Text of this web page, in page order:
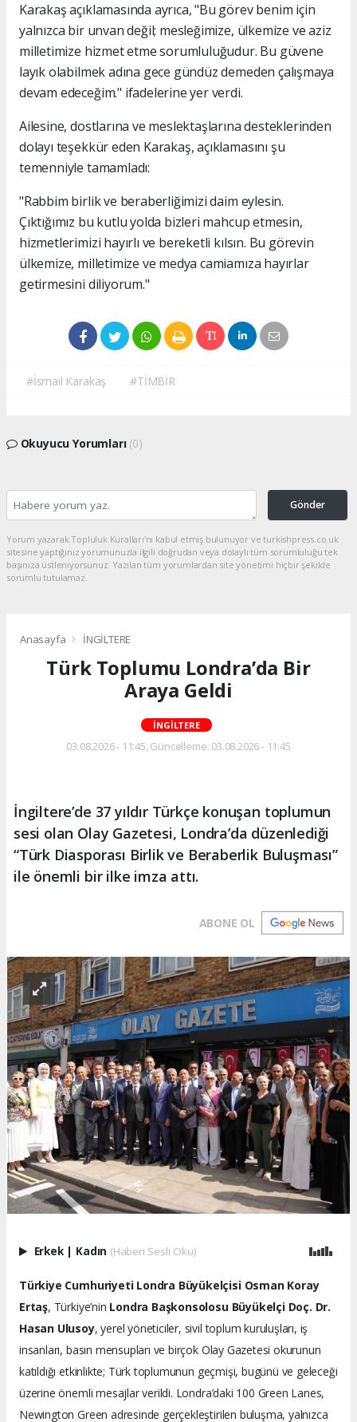
Karakaş açıklamasında ayrıca, "Bu görev benim için
yalnızca bir unvan değil; mesleğimize, ülkemize ve aziz
milletimize hizmet etme sorumluluğudur. Bu güvene
layık olabilmek adına gece gündüz demeden çalışmaya
devam edeceğim." ifadelerine yer verdi.
Ailesine, dostlarına ve meslektaşlarına desteklerinden
dolayı teşekkür eden Karakaş, açıklamasını şu
temenniyle tamamladı:
"Rabbim birlik ve beraberliğimizi daim eylesin.
Çıktığımız bu kutlu yolda bizleri mahcup etmesin,
hizmetlerimizi hayırlı ve bereketli kılsın. Bu görevin
ülkemize, milletimize ve medya camiamıza hayırlar
getirmesini diliyorum."
#İsmail Karakaş #TİMBİR
Okuyucu Yorumları (0)
Gönder
Yorum yazarak Topluluk Kuralları’nı kabul etmiş bulunuyor ve turkishpress.co.uk
sitesine yaptığınız yorumunuzla ilgili doğrudan veya dolaylı tüm sorumluluğu tek
başınıza üstleniyorsunuz. Yazılan tüm yorumlardan site yönetimi hiçbir şekilde
sorumlu tutulamaz.
Anasayfa İNGİLTERE
Türk Toplumu Londra’da Bir
Araya Geldi
İNGİLTERE
03.08.2026 - 11:45, Güncelleme: 03.08.2026 - 11:45
İngiltere’de 37 yıldır Türkçe konuşan toplumun
sesi olan Olay Gazetesi, Londra’da düzenlediği
“Türk Diasporası Birlik ve Beraberlik Buluşması”
ile önemli bir ilke imza attı.
ABONE OL
Erkek | Kadın (Haberi Sesli Oku)
Türkiye Cumhuriyeti Londra Büyükelçisi Osman Koray
Ertaş, Türkiye’nin Londra Başkonsolosu Büyükelçi Doç. Dr.
Hasan Ulusoy, yerel yöneticiler, sivil toplum kuruluşları, iş
insanları, basın mensupları ve birçok Olay Gazetesi okurunun
katıldığı etkinlikte; Türk toplumunun geçmişi, bugünü ve geleceği
üzerine önemli mesajlar verildi. Londra’daki 100 Green Lanes,
Newington Green adresinde gerçekleştirilen buluşma, yalnızca